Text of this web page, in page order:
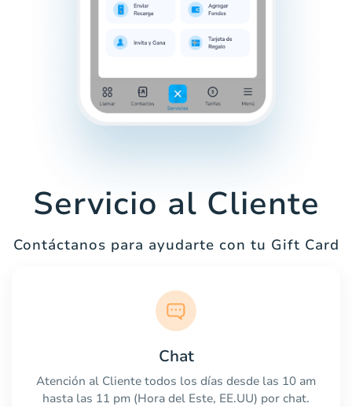
Servicio al Cliente
Contáctanos para ayudarte con tu Gift Card
Chat
Atención al Cliente todos los días desde las 10 am
hasta las 11 pm (Hora del Este, EE.UU) por chat.